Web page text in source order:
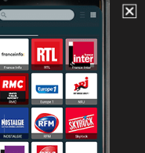
Poussières d'étoiles